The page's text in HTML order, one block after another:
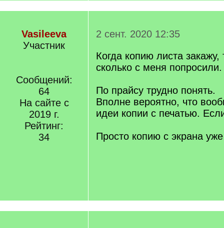
Vasileeva
Участник
Сообщений:
64
На сайте с
2019 г.
Рейтинг:
34
2 сент. 2020 12:35
Когда копию листа закажу,
сколько с меня попросили.
По прайсу трудно понять.
Вполне вероятно, что
идеи копии с печатью.
Просто копию с экрана